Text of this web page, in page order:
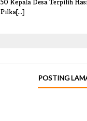
Pilka[...]
POSTING